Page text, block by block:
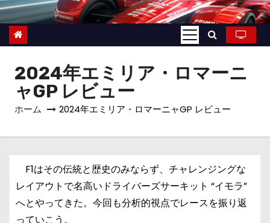
2024年エミリア・ロマーニ
ャGP レビュー
ホーム 2024年エミリア・ロマーニャGP レビュー
F1はその伝統と歴史のみならず、チャレンジングな
レイアウトで名高いドライバーズサーキット “イモラ”
へとやってきた。今回も分析的視点でレースを振り返
っていこう。